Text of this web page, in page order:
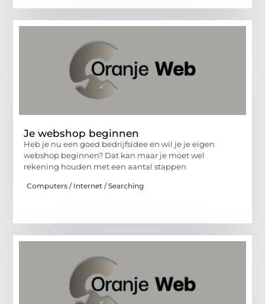
Je webshop beginnen
Heb je nu een goed bedrijfsidee en wil je je eigen
webshop beginnen? Dat kan maar je moet wel
rekening houden met een aantal stappen
Computers / Internet / Searching